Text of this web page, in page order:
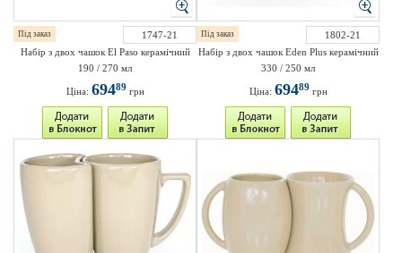
Під заказ
1747-21
Набір з двох чашок El Paso керамічний
190 / 270 мл
Ціна: 69489 грн
Під заказ
1802-21
Набір з двох чашок Eden Plus керамічний
330 / 250 мл
Ціна: 69489 грн